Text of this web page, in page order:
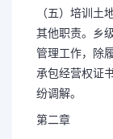
（五）培训土
其他职责。乡
管理工作，除
承包经营权证
纷调解。
第二章